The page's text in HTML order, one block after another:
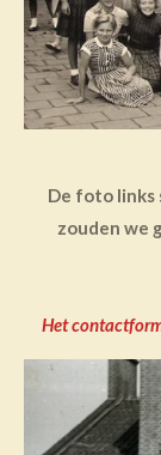
De foto links
zouden we
Het